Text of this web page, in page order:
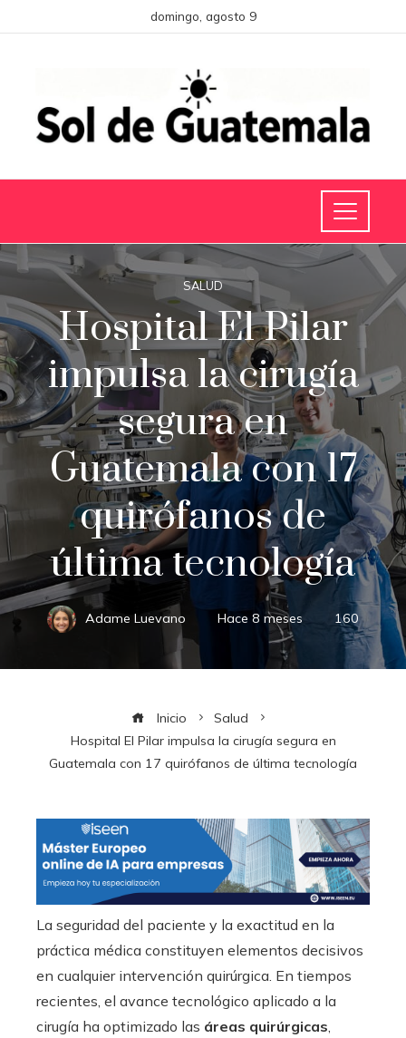
domingo, agosto 9
SALUD
Hospital El Pilar
impulsa la cirugía
segura en
Guatemala con 17
quirófanos de
última tecnología
Adame Luevano Hace 8 meses 160
Inicio
Salud
Hospital El Pilar impulsa la cirugía segura en
Guatemala con 17 quirófanos de última tecnología
La seguridad del paciente y la exactitud en la
práctica médica constituyen elementos decisivos
en cualquier intervención quirúrgica. En tiempos
recientes, el avance tecnológico aplicado a la
cirugía ha optimizado las áreas quirúrgicas